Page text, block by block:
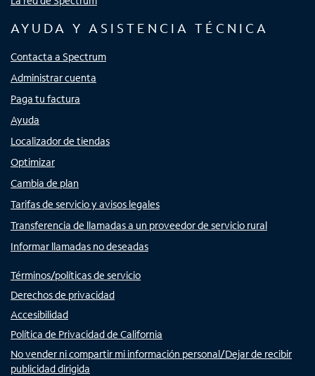
AYUDA Y ASISTENCIA TÉCNICA
Contacta a Spectrum
Administrar cuenta
Paga tu factura
Ayuda
Localizador de tiendas
Optimizar
Cambia de plan
Tarifas de servicio y avisos legales
Transferencia de llamadas a un proveedor de servicio rural
Informar llamadas no deseadas
Términos/políticas de servicio
Derechos de privacidad
Accesibilidad
Política de Privacidad de California
No vender ni compartir mi información personal/Dejar de recibir
publicidad dirigida